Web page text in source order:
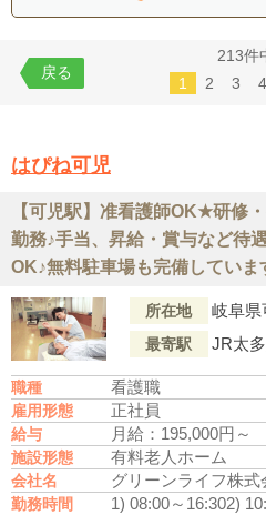
213件
1
2 3 4
戻る
はぴね可児
【可児駅】准看護師OK★研修
勤務♪手当、昇給・賞与など待
OK♪無料駐車場も完備してい
所在地 岐阜県
最寄駅 JR太
職種 看護職
雇用形態 正社員
給与 月給：195,000円～
施設形態 有料老人ホーム
会社名 グリーンライフ株式
勤務時間 1) 08:00～16:302)